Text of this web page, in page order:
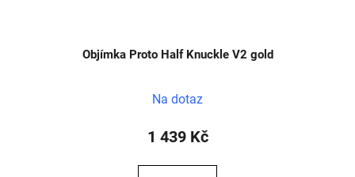
Objímka Proto Half Knuckle V2 gold
Na dotaz
1 439 Kč